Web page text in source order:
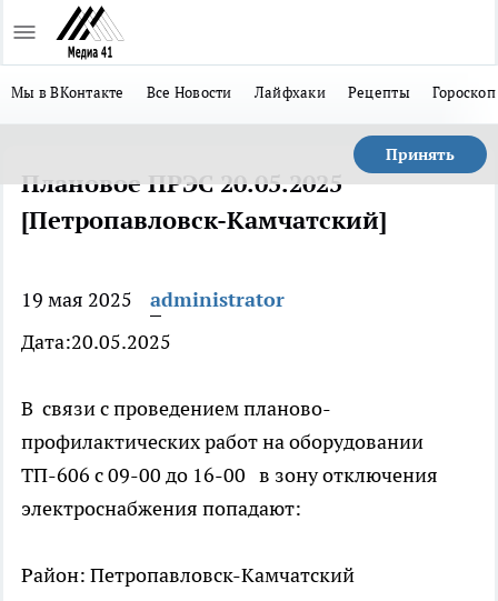
Мы в ВКонтакте Все Новости Лайфхаки Рецепты Гороскоп
Принять
Плановое ПРЭС 20.05.2025
[Петропавловск-Камчатский]
19 мая 2025
administrator
Дата:20.05.2025
В связи с проведением планово-
профилактических работ на оборудовании
ТП-606 с 09-00 до 16-00 в зону отключения
электроснабжения попадают:
Район: Петропавловск-Камчатский